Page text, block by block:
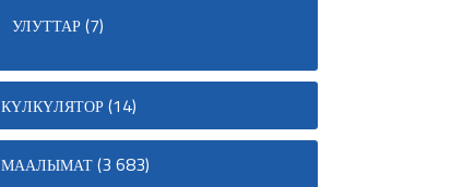
УЛУТТАР(7)
КҮЛКҮЛЯТОР(14)
МААЛЫМАТ(3 683)